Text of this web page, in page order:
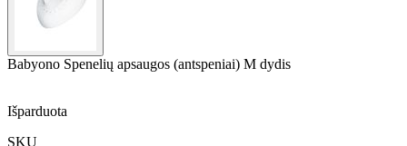
Babyono Spenelių apsaugos (antspeniai) M dydis
Išparduota
SKU